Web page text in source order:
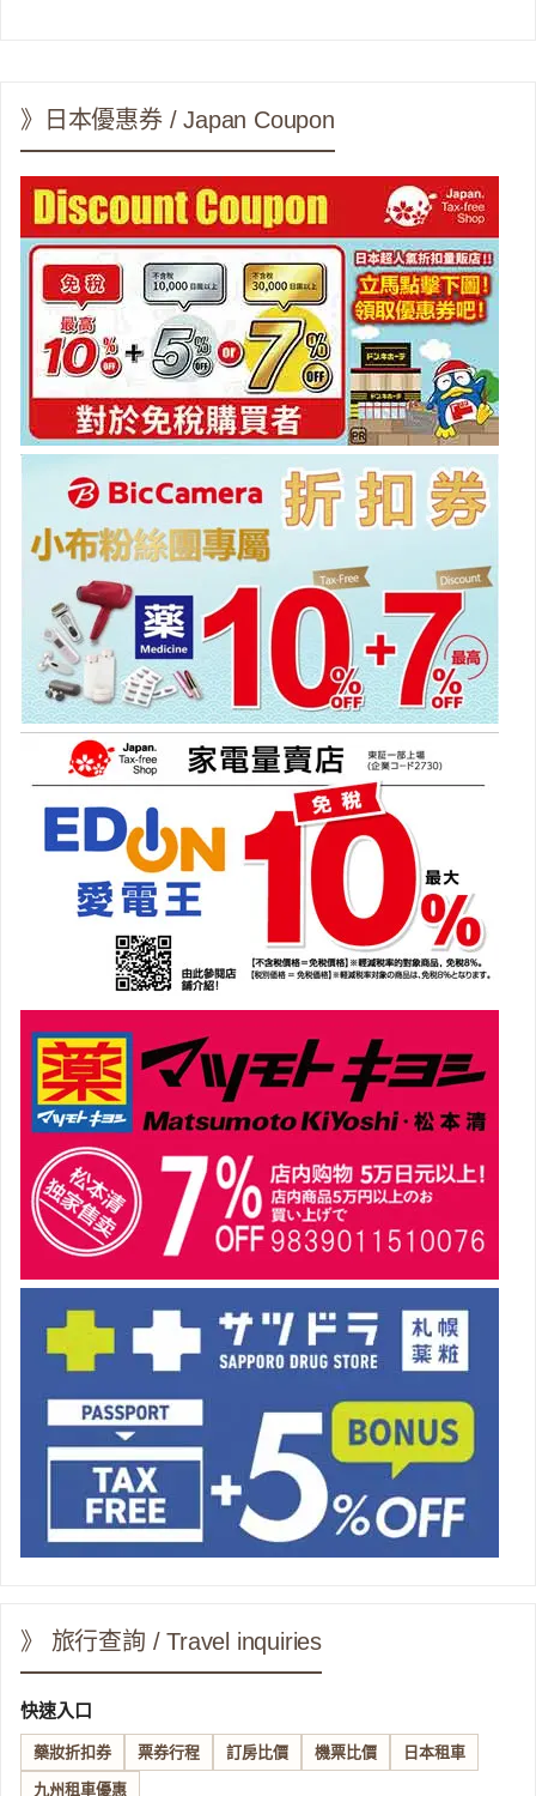
》日本優惠券 / Japan Coupon
》 旅行查詢 / Travel inquiries
快速入口
藥妝折扣券 票券行程 訂房比價 機票比價 日本租車
九州租車優惠